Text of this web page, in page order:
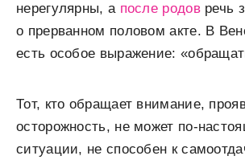
нерегулярны, а после родовречь
о прерванном половом акте. В
есть особое выражение:
Тот, кто обращает внимание,
осторожность, не может по-
ситуации, не способен к